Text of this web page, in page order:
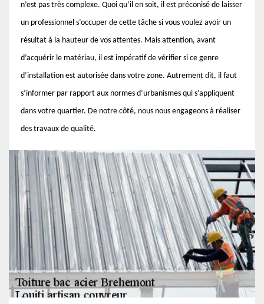
n’est pas très complexe. Quoi qu’il en soit, il est préconisé de laisser
un professionnel s’occuper de cette tâche si vous voulez avoir un
résultat à la hauteur de vos attentes. Mais attention, avant
d’acquérir le matériau, il est impératif de vérifier si ce genre
d’installation est autorisée dans votre zone. Autrement dit, il faut
s’informer par rapport aux normes d’urbanismes qui s’appliquent
dans votre quartier. De notre côté, nous nous engageons à réaliser
des travaux de qualité.